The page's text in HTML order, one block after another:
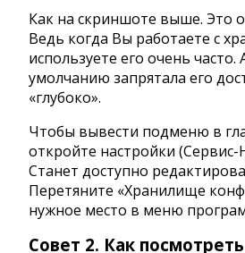
Как на скриншоте выше. Это
Ведь когда Вы работаете с
используете его очень часто.
умолчанию запрятала его
«глубоко».
Чтобы вывести подменю в
откройте настройки (Сервис-
Станет доступно
Перетяните «Хранилище
нужное место в меню
Совет 2. Как